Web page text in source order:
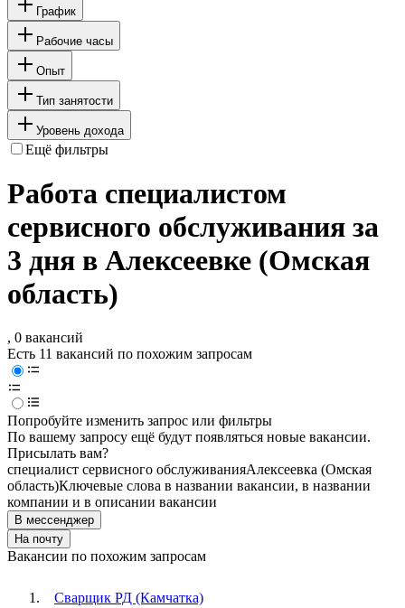
График
Рабочие часы
Опыт
Тип занятости
Уровень дохода
Ещё фильтры
Работа специалистом
сервисного обслуживания за
3 дня в Алексеевке (Омская
область)
, 0 вакансий
Есть 11 вакансий по похожим запросам
Попробуйте изменить запрос или фильтры
По вашему запросу ещё будут появляться новые вакансии.
Присылать вам?
специалист сервисного обслуживанияАлексеевка (Омская
область)Ключевые слова в названии вакансии, в названии
компании и в описании вакансии
В мессенджер
На почту
Вакансии по похожим запросам
Сварщик РД (Камчатка)